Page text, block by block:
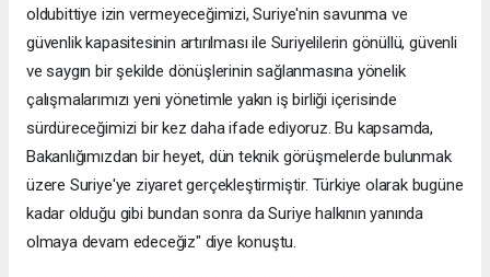
oldubittiye izin vermeyeceğimizi, Suriye'nin savunma ve
güvenlik kapasitesinin artırılması ile Suriyelilerin gönüllü, güvenli
ve saygın bir şekilde dönüşlerinin sağlanmasına yönelik
çalışmalarımızı yeni yönetimle yakın iş birliği içerisinde
sürdüreceğimizi bir kez daha ifade ediyoruz. Bu kapsamda,
Bakanlığımızdan bir heyet, dün teknik görüşmelerde bulunmak
üzere Suriye'ye ziyaret gerçekleştirmiştir. Türkiye olarak bugüne
kadar olduğu gibi bundan sonra da Suriye halkının yanında
olmaya devam edeceğiz" diye konuştu.